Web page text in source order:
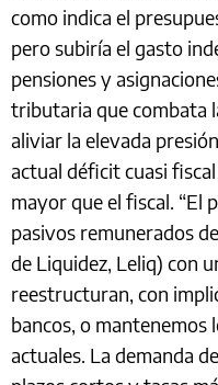
como indica el
pero subiría el gasto
pensiones y
tributaria que combata
aliviar la elevada
actual déficit cuasi
mayor que el fiscal. “El
pasivos remunerados
de Liquidez, Leliq) con
reestructuran, con
bancos, o mantenemos
actuales. La demanda